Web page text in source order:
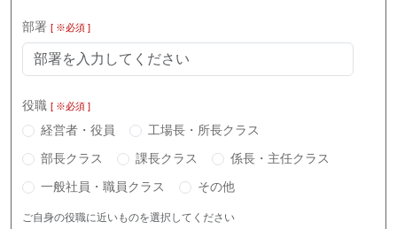
部署 [ ※必須 ]
役職 [ ※必須 ]
経営者・役員
工場長・所長クラス
部長クラス
課長クラス
係長・主任クラス
一般社員・職員クラス
その他
ご自身の役職に近いものを選択してください